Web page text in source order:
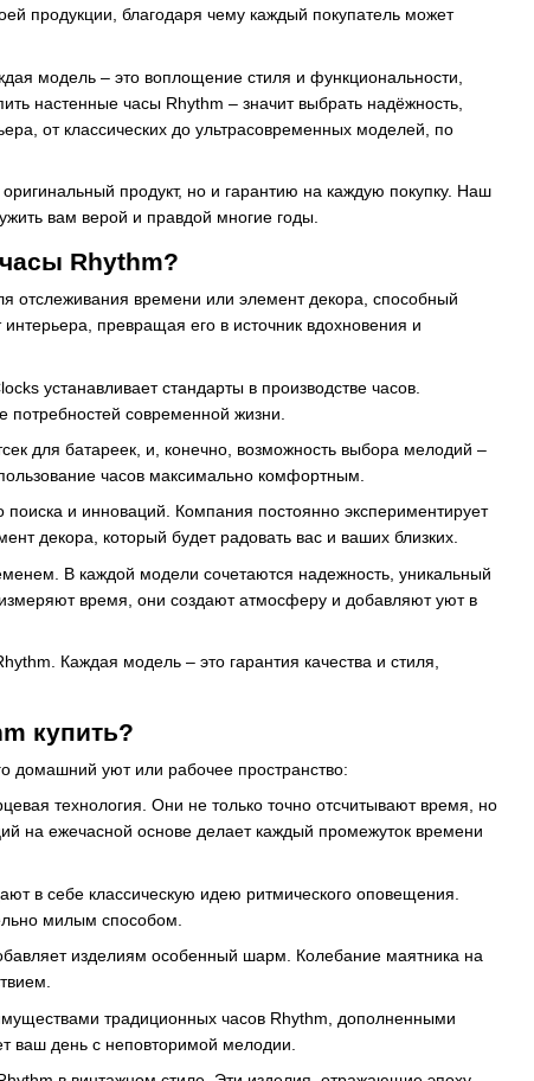
продукции, благодаря чему каждый покупатель может
модель – это воплощение стиля и функциональности,
настенные часы Rhythm – значит выбрать надёжность,
от классических до ультрасовременных моделей, по
продукт, но и гарантию на каждую покупку. Наш
вам верой и правдой многие годы.
Rhythm?
отслеживания времени или элемент декора, способный
превращая его в источник вдохновения и
устанавливает стандарты в производстве часов.
потребностей современной жизни.
для батареек, и, конечно, возможность выбора мелодий –
часов максимально комфортным.
поиска и инноваций. Компания постоянно экспериментирует
декора, который будет радовать вас и ваших близких.
В каждой модели сочетаются надежность, уникальный
время, они создают атмосферу и добавляют уют в
Каждая модель – это гарантия качества и стиля,
купить?
домашний уют или рабочее пространство:
технология. Они не только точно отсчитывают время, но
на ежечасной основе делает каждый промежуток времени
в себе классическую идею ритмического оповещения.
милым способом.
изделиям особенный шарм. Колебание маятника на
традиционных часов Rhythm, дополненными
ваш день с неповторимой мелодии.